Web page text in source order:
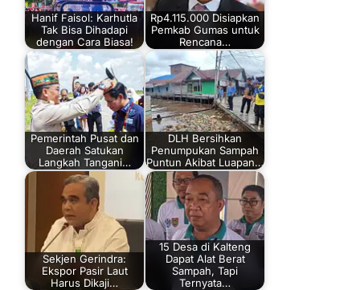
Hanif Faisol: Karhutla
Tak Bisa Dihadapi
dengan Cara Biasa!
Rp4.115.000 Disiapkan
Pemkab Gumas untuk
Rencana…
Pemerintah Pusat dan
Daerah Satukan
Langkah Tangani…
DLH Bersihkan
Penumpukan Sampah
Puntun Akibat Luapan…
Sekjen Gerindra:
Ekspor Pasir Laut
Harus Dikaji…
15 Desa di Kalteng
Dapat Alat Berat
Sampah, Tapi
Ternyata…